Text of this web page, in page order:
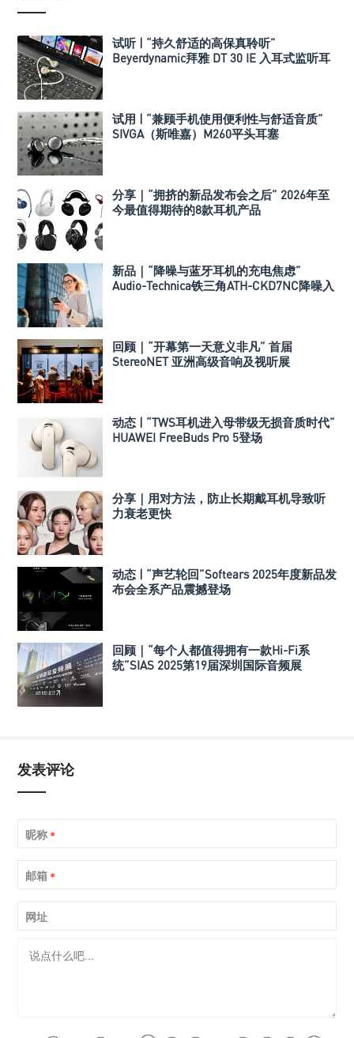
试听 | “持久舒适的高保真聆听”
Beyerdynamic拜雅 DT 30 IE 入耳式监听耳
试用 | “兼顾手机使用便利性与舒适音质”
SIVGA（斯唯嘉）M260平头耳塞
分享｜“拥挤的新品发布会之后” 2026年至
今最值得期待的8款耳机产品
新品｜“降噪与蓝牙耳机的充电焦虑”
Audio-Technica铁三角ATH-CKD7NC降噪入
回顾｜“开幕第一天意义非凡” 首届
StereoNET 亚洲高级音响及视听展
动态 | “TWS耳机进入母带级无损音质时代”
HUAWEI FreeBuds Pro 5登场
分享｜用对方法，防止长期戴耳机导致听
力衰老更快
动态 | “声艺轮回”Softears 2025年度新品发
布会全系产品震撼登场
回顾｜“每个人都值得拥有一款Hi-Fi系
统”SIAS 2025第19届深圳国际音频展
发表评论
昵称 *
邮箱 *
网址